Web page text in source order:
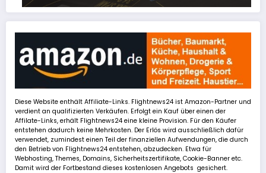
Diese Website enthält Affiliate-Links. Flightnews24 ist Amazon-Partner und
verdient an qualifizierten Verkäufen. Erfolgt ein Kauf über einen der
Affilate-Links, erhält Flightnews24 eine kleine Provision. Für den Käufer
entstehen dadurch keine Mehrkosten. Der Erlös wird ausschließlich dafür
verwendet, zumindest einen Teil der finanziellen Aufwendungen, die durch
den Betrieb von Flightnews24 entstehen, abzudecken. Etwa für
Webhosting, Themes, Domains, Sicherheitszertifikate, Cookie-Banner etc.
Damit wird der Fortbestand dieses kostenlosen Angebots gesichert.